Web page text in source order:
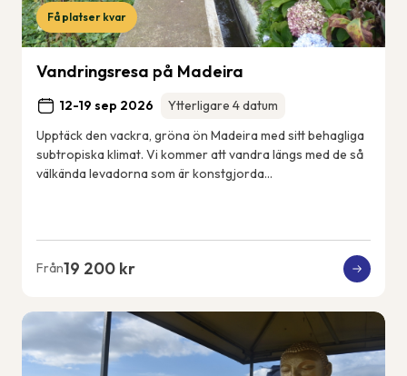
Få platser kvar
Vandringsresa på Madeira
12-19 sep 2026
Ytterligare 4 datum
Upptäck den vackra, gröna ön Madeira med sitt behagliga
subtropiska klimat. Vi kommer att vandra längs med de så
välkända levadorna som är konstgjorda
Från19 200 kr